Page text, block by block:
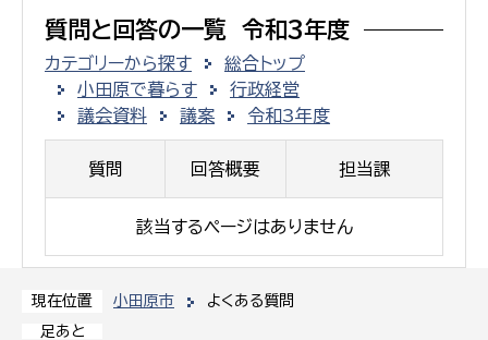
現在位置 小田原市
よくある質問
足あと
質問と回答の一覧 令和3年度
カテゴリーから探す
総合トップ
小田原で暮らす
行政経営
議会資料
議案 令和3年度
質問 回答概要 担当課
該当するページはありません